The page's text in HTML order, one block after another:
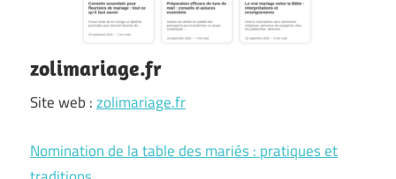
zolimariage.fr
Site web :zolimariage.fr
Nomination de la table des mariés : pratiques et